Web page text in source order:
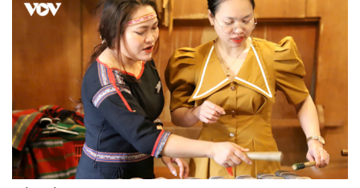
Doanh nghiệp
Thông tin doanh nghiệp
Doanh nghiệp 24h
Doanh nhân
Vì cộng đồng
Công nghệ
Sành điệu
Tin Công nghệ
Trải nghiệm
Chuyển đổi số